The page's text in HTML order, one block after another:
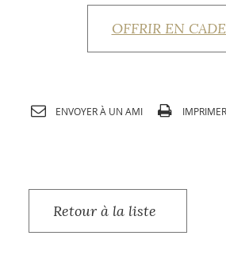
OFFRIR EN
ENVOYER À UN AMI
IMPRIMER
Retour à la liste